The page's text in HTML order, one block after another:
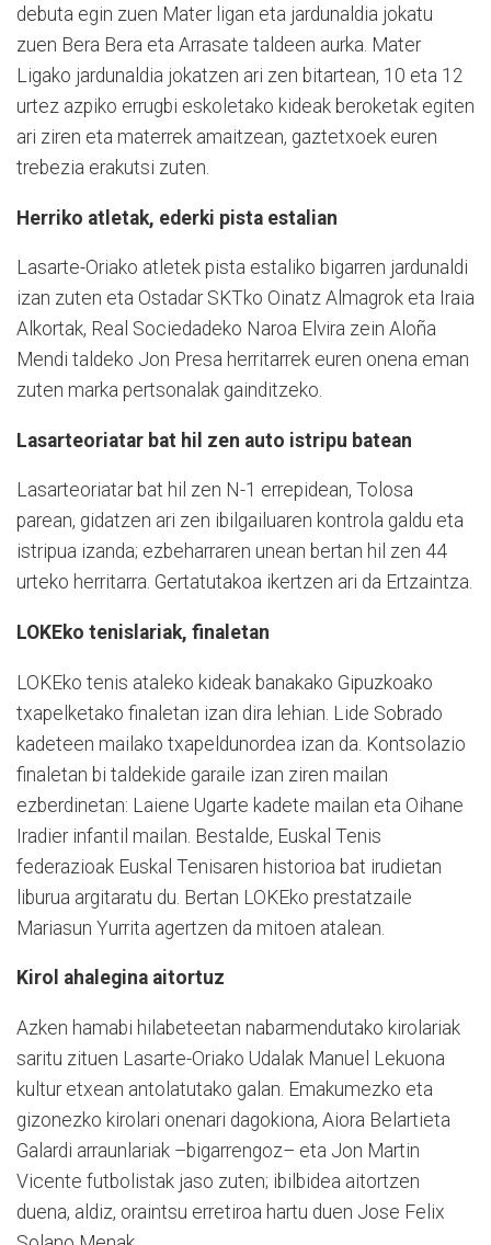
debuta egin zuen Mater ligan eta jardunaldia jokatu
zuen Bera Bera eta Arrasate taldeen aurka. Mater
Ligako jardunaldia jokatzen ari zen bitartean, 10 eta 12
urtez azpiko errugbi eskoletako kideak beroketak egiten
ari ziren eta materrek amaitzean, gaztetxoek euren
trebezia erakutsi zuten.
Herriko atletak, ederki pista estalian
Lasarte-Oriako atletek pista estaliko bigarren jardunaldi
izan zuten eta Ostadar SKTko Oinatz Almagrok eta Iraia
Alkortak, Real Sociedadeko Naroa Elvira zein Aloña
Mendi taldeko Jon Presa herritarrek euren onena eman
zuten marka pertsonalak gainditzeko.
Lasarteoriatar bat hil zen auto istripu batean
Lasarteoriatar bat hil zen N-1 errepidean, Tolosa
parean, gidatzen ari zen ibilgailuaren kontrola galdu eta
istripua izanda; ezbeharraren unean bertan hil zen 44
urteko herritarra. Gertatutakoa ikertzen ari da Ertzaintza.
LOKEko tenislariak, finaletan
LOKEko tenis ataleko kideak banakako Gipuzkoako
txapelketako finaletan izan dira lehian. Lide Sobrado
kadeteen mailako txapeldunordea izan da. Kontsolazio
finaletan bi taldekide garaile izan ziren mailan
ezberdinetan: Laiene Ugarte kadete mailan eta Oihane
Iradier infantil mailan. Bestalde, Euskal Tenis
federazioak Euskal Tenisaren historioa bat irudietan
liburua argitaratu du. Bertan LOKEko prestatzaile
Mariasun Yurrita agertzen da mitoen atalean.
Kirol ahalegina aitortuz
Azken hamabi hilabeteetan nabarmendutako kirolariak
saritu zituen Lasarte-Oriako Udalak Manuel Lekuona
kultur etxean antolatutako galan. Emakumezko eta
gizonezko kirolari onenari dagokiona, Aiora Belartieta
Galardi arraunlariak –bigarrengoz– eta Jon Martin
Vicente futbolistak jaso zuten; ibilbidea aitortzen
duena, aldiz, oraintsu erretiroa hartu duen Jose Felix